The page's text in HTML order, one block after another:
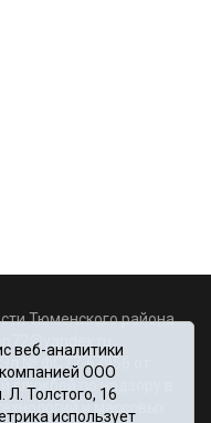
Тюменского района.
№ ФС77-67956 от
службой по надзору в
и массовых
веб-аналитики
ООО
Л. Толстого, 16
использует